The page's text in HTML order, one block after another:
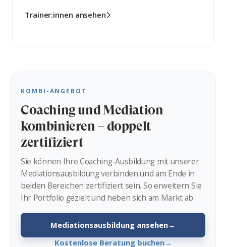
Trainer:innen ansehen
KOMBI-ANGEBOT
Coaching und Mediation
kombinieren – doppelt
zertifiziert
Sie können Ihre Coaching-Ausbildung mit unserer
Mediationsausbildung verbinden und am Ende in
beiden Bereichen zertifiziert sein. So erweitern Sie
Ihr Portfolio gezielt und heben sich am Markt ab.
Mediationsausbildung ansehen→
Kostenlose Beratung buchen→